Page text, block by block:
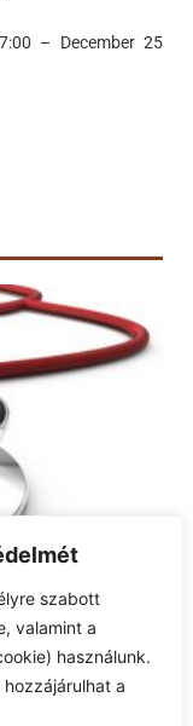
szabott
valamint a
használunk.
a
– December 25
alábbiak szerint